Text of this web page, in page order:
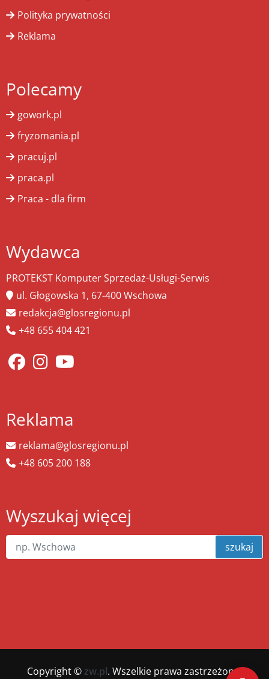
Polityka prywatności
Reklama
Polecamy
gowork.pl
fryzomania.pl
pracuj.pl
praca.pl
Praca - dla firm
Wydawca
PROTEKST Komputer Sprzedaż-Usługi-Serwis
ul. Głogowska 1, 67-400 Wschowa
redakcja@glosregionu.pl
+48 655 404 421
Reklama
reklama@glosregionu.pl
+48 605 200 188
Wyszukaj więcej
szukaj
Copyright © zw.pl. Wszelkie prawa zastrzeżone.